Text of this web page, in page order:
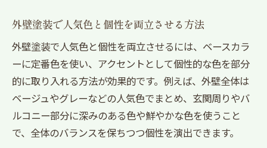
外壁塗装で人気色と個性を両立させる方法
外壁塗装で人気色と個性を両立させるには、ベースカラ
ーに定番色を使い、アクセントとして個性的な色を部分
的に取り入れる方法が効果的です。例えば、外壁全体は
ベージュやグレーなどの人気色でまとめ、玄関周りやバ
ルコニー部分に深みのある色や鮮やかな色を使うこと
で、全体のバランスを保ちつつ個性を演出できます。